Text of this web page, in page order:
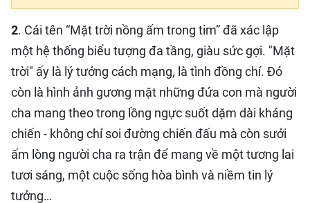
2. Cái tên “Mặt trời nồng ấm trong tim” đã xác lập
một hệ thống biểu tượng đa tầng, giàu sức gợi. "Mặt
trời" ấy là lý tưởng cách mạng, là tình đồng chí. Đó
còn là hình ảnh gương mặt những đứa con mà người
cha mang theo trong lồng ngực suốt dặm dài kháng
chiến - không chỉ soi đường chiến đấu mà còn sưởi
ấm lòng người cha ra trận để mang về một tương lai
tươi sáng, một cuộc sống hòa bình và niềm tin lý
tưởng…